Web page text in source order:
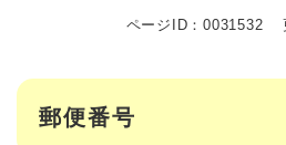
ページID：0031532
郵便番号